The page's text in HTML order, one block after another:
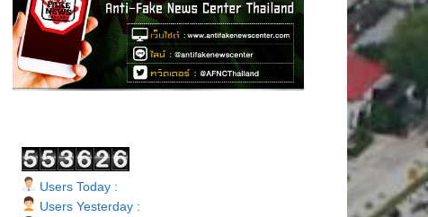
Users Today :
Users Yesterday :